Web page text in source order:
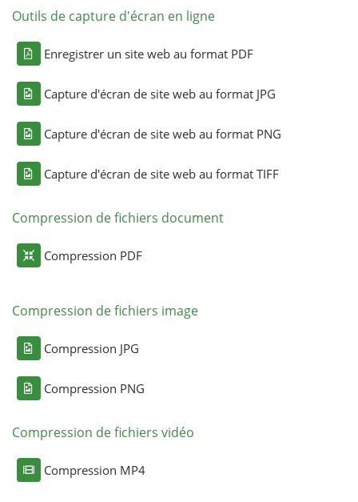
Outils de capture d'écran en ligne
Enregistrer un site web au format PDF
Capture d'écran de site web au format JPG
Capture d'écran de site web au format PNG
Capture d'écran de site web au format TIFF
Compression de fichiers document
Compression PDF
Compression de fichiers image
Compression JPG
Compression PNG
Compression de fichiers vidéo
Compression MP4